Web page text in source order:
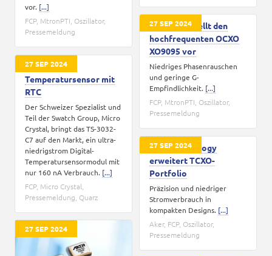
vor. [...]
FCP, MtronPTI Oszillator,
Pressemeldung
27 SEP 2024
MtronPTI stellt den
hochfrequenten OCXO
XO9095 vor
Niedriges Phasenrauschen
und geringe G-
Empfindlichkeit. [...]
FCP, MtronPTI Oszillator,
Pressemeldung
27 SEP 2024
TS-3032-C7:
Temperatursensor mit
RTC
Der Schweizer Spezialist und
Teil der Swatch Group, Micro
Crystal, bringt das TS-3032-
C7 auf den Markt, ein ultra-
niedrigstrom Digital-
Temperatursensormodul mit
nur 160 nA Verbrauch. [...]
FCP, Micro Crystal
Pressemeldung Quarz
27 SEP 2024
Aker Technology
erweitert TCXO-
Portfolio
Präzision und niedriger
Stromverbrauch in
kompakten Designs. [...]
Aker, FCP, Oszillator,
Pressemeldung
27 SEP 2024